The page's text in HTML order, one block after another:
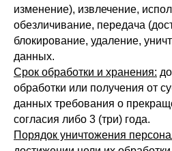
изменение), извлечение,
обезличивание, передача
блокирование, удаление,
данных.
Срок обработки и хранения:
обработки или получения от
данных требования о
согласия либо 3 (три) года.
Порядок уничтожения